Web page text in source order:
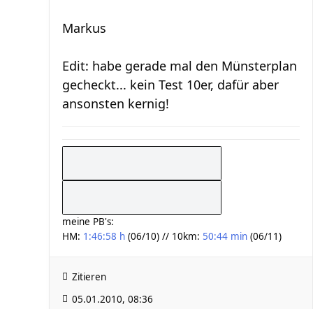
Markus
Edit: habe gerade mal den Münsterplan
gecheckt... kein Test 10er, dafür aber
ansonsten kernig!
meine PB's:
HM: 1:46:58 h (06/10) // 10km: 50:44 min (06/11)
Zitieren
05.01.2010, 08:36